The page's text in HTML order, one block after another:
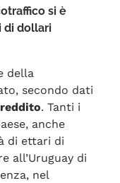
si è
di dollari
della
secondo dati
reddito. Tanti i
anche
di ettari di
all’Uruguay di
nel